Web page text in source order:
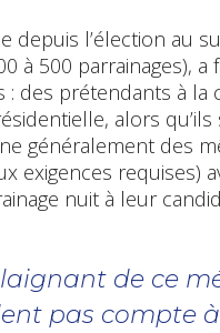
depuis l’élection au
à 500 parrainages),
des prétendants à
alors
généralement des
exigences
nuit à leur
de ce
pas compte